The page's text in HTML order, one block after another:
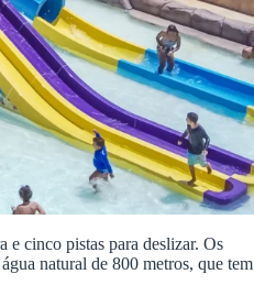
e cinco pistas para deslizar. Os
natural de 800 metros, que tem